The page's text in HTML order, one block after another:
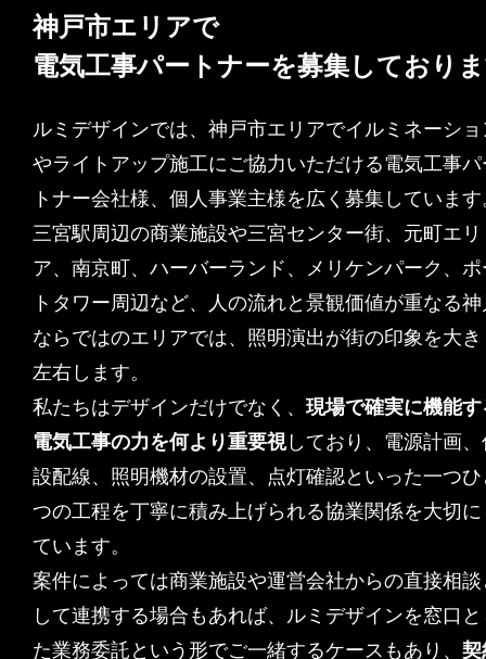
神戸市エリアで
電気工事パートナーを募集しており
ルミデザインでは、神戸市エリアでイルミネーショ
やライトアップ施工にご協力いただける電気工事パ
トナー会社様、個人事業主様を広く募集しています
三宮駅周辺の商業施設や三宮センター街、元町エリ
ア、南京町、ハーバーランド、メリケンパーク、ポ
トタワー周辺など、人の流れと景観価値が重なる神
ならではのエリアでは、照明演出が街の印象を大き
左右します。
私たちはデザインだけでなく、 現場で確実に機能す
電気工事の力を何より重要視しており、電源計画、
設配線、照明機材の設置、点灯確認といった一つひ
つの工程を丁寧に積み上げられる協業関係を大切に
ています。
案件によっては商業施設や運営会社からの直接相談
して連携する場合もあれば、ルミデザインを窓口と
た業務委託という形でご一緒するケースもあり、 契